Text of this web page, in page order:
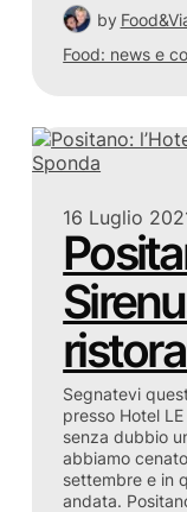
by
Food: news e
16 Luglio
Segnatevi
presso Hotel
senza dubbio
abbiamo
settembre e in
andata.